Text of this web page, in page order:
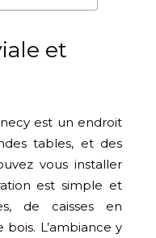
et
est un endroit
tables, et des
vous installer
est simple et
de caisses en
L’ambiance y